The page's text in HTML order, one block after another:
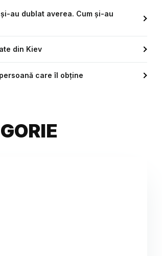
au dublat averea. Cum și-au
din Kiev
care îl obține